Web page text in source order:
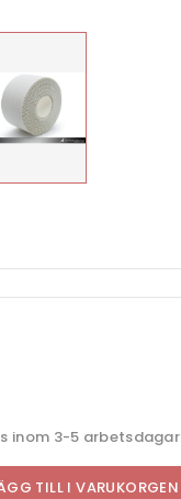
inom 3-5 arbetsdagar
TILL I VARUKORGEN